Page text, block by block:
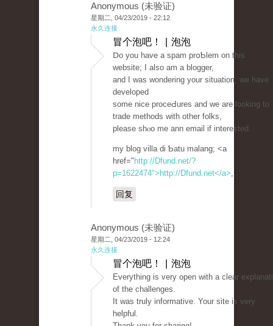
Anonymous (未验证)
星期二, 04/23/2019 - 22:12
永久连接
冒个泡吧！ | 泡泡
Ⅾo you have a spam prօƄlem on this
website; I also am a bloggеr,
and I was wondering your situation; we have
developed
some nice proceԀures and we are looking to
trade methods with other folkѕ,
please sһⲟo me ann email if interested.
my blog villa di Ƅatu malang; <a
href=" http://Dfund.net/?
p=1622474">http://Dfund.net</a>,
回复
Anonymous (未验证)
星期二, 04/23/2019 - 12:24
永久连接
冒个泡吧！ | 泡泡
Everything is very open with a clear
of the challenges.
It was truly informative. Your site is very
helpful.